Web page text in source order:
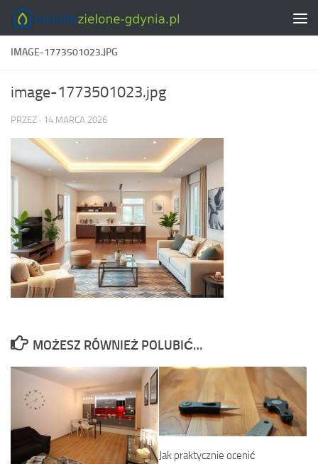
Skip to content
IMAGE-1773501023.JPG
image-1773501023.jpg
PRZEZ · 14 MARCA 2026
MOŻESZ RÓWNIEŻ POLUBIĆ…
Jak praktycznie ocenić